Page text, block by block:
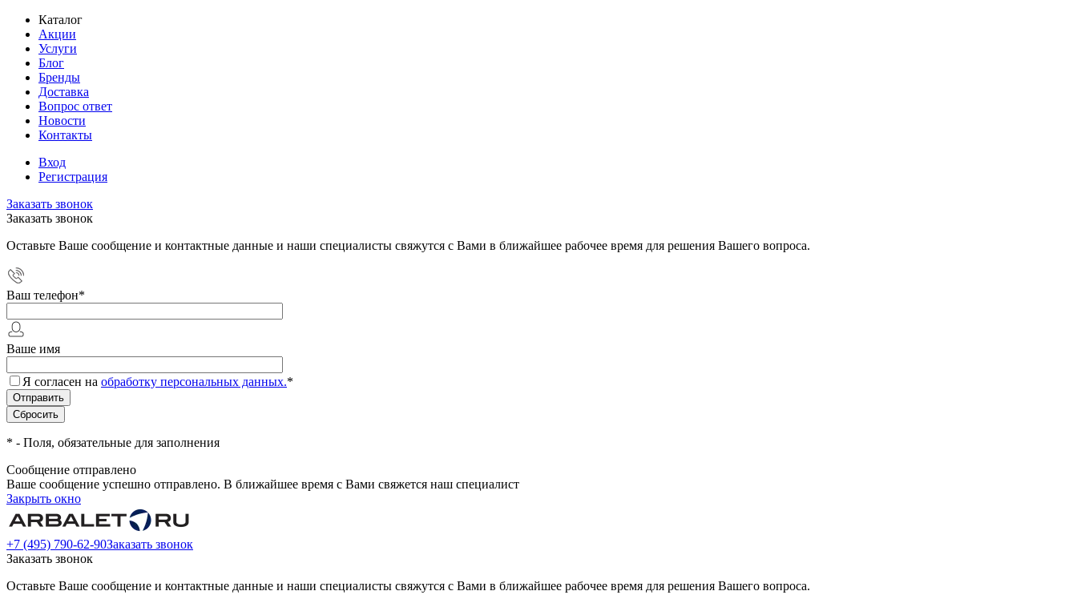
Каталог
Акции
Услуги
Блог
Бренды
Доставка
Вопрос ответ
Новости
Контакты
Вход
Регистрация
Заказать звонок
Заказать звонок
Оставьте Ваше сообщение и контактные данные и наши специалисты свяжутся с Вами в ближайшее рабочее время для решения Вашего вопроса.
Ваш телефон*
Ваше имя
Я согласен на обработку персональных данных.*
* - Поля, обязательные для заполнения
Сообщение отправлено
Ваше сообщение успешно отправлено. В ближайшее время с Вами свяжется наш специалист
Закрыть окно
+7 (495) 790-62-90Заказать звонок
Заказать звонок
Оставьте Ваше сообщение и контактные данные и наши специалисты свяжутся с Вами в ближайшее рабочее время для решения Вашего вопроса.